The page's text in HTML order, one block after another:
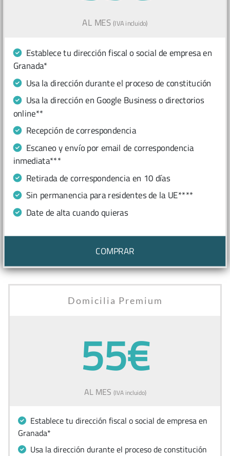
AL MES(IVA incluido)
Establece tu dirección fiscal o social de empresa en
Granada*
Usa la dirección durante el proceso de constitución
Usa la dirección en Google Business o directorios
online**
Recepción de correspondencia
Escaneo y envío por email de correspondencia
inmediata***
Retirada de correspondencia en 10 días
Sin permanencia para residentes de la UE****
Date de alta cuando quieras
COMPRAR
Domicilia Premium
55€
AL MES (IVA incluido)
Establece tu dirección fiscal o social de empresa en
Granada*
Usa la dirección durante el proceso de constitución